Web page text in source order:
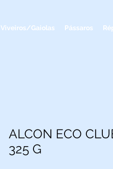
Viveiros/Gaiolas Pássaros
ALCON ECO
325 G